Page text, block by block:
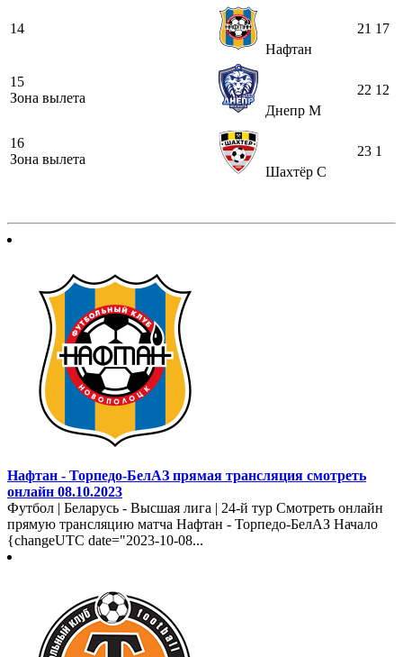
14
Нафтан
21 17
15
Зона вылета
Днепр М
22 12
16
Зона вылета
Шахтёр С
23 1
Нафтан - Торпедо-БелАЗ прямая трансляция смотреть
онлайн 08.10.2023
Футбол | Беларусь - Высшая лига | 24-й тур Смотреть онлайн
прямую трансляцию матча Нафтан - Торпедо-БелАЗ Начало
{changeUTC date="2023-10-08...